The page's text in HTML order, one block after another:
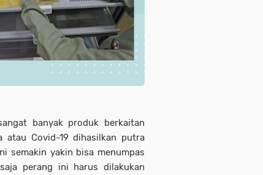
banyak produk berkaitan
atau Covid-19 dihasilkan putra
semakin yakin bisa menumpas
perang ini harus dilakukan